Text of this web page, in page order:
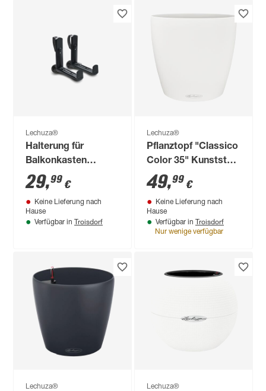
Lechuza®
Halterung für
Balkonkasten
'BALCONERA Stone'
Kunststoff schwarz
2 Stück
29,99 €
Keine Lieferung nach
Hause
Verfügbar in Troisdorf
Lechuza®
Pflanztopf "Classico
Color 35" Kunststoff
weiß Ø 35 x 33 cm
49,99 €
Keine Lieferung nach
Hause
Verfügbar in Troisdorf
Nur wenige verfügbar
Lechuza® Lechuza®